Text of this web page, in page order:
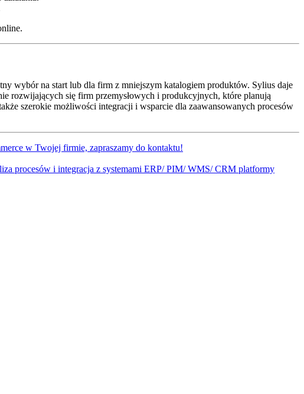
wybór na start lub dla firm z mniejszym katalogiem produktów. Sylius daje
rozwijających się firm przemysłowych i produkcyjnych, które planują
szerokie możliwości integracji i wsparcie dla zaawansowanych procesów
w Twojej firmie, zapraszamy do kontaktu!
procesów i integracja z systemami ERP/ PIM/ WMS/ CRM platformy